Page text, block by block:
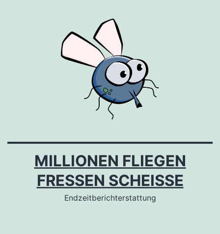
MILLIONEN FLIEGEN
FRESSEN SCHEISSE
Endzeitberichterstattung